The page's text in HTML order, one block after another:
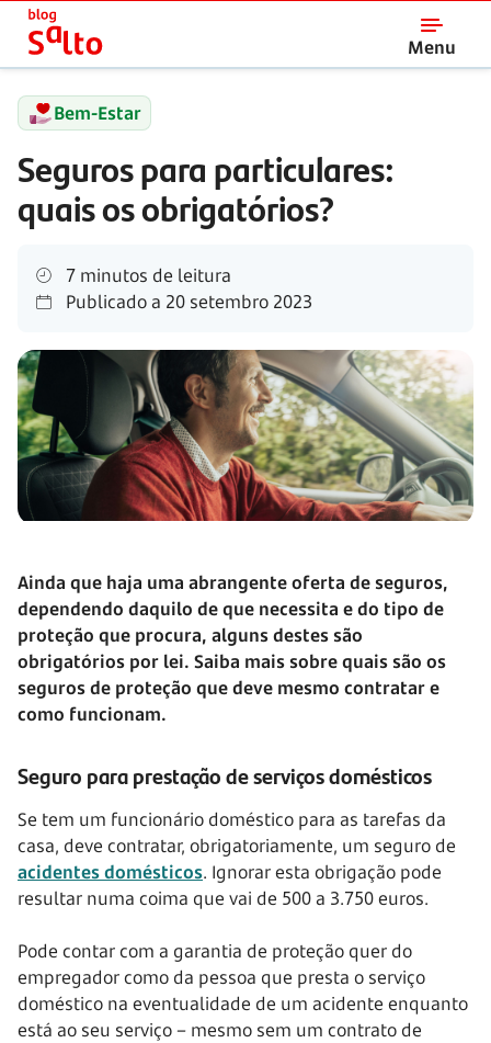
Menu
Salto
Bem-Estar
Seguros para particulares:
quais os obrigatórios?
7 minutos de leitura
Publicado a 20 setembro 2023
Ainda que haja uma abrangente oferta de seguros,
dependendo daquilo de que necessita e do tipo de
proteção que procura, alguns destes são
obrigatórios por lei. Saiba mais sobre quais são os
seguros de proteção que deve mesmo contratar e
como funcionam.
Seguro para prestação de serviços domésticos
Se tem um funcionário doméstico para as tarefas da
casa, deve contratar, obrigatoriamente, um seguro de
acidentes domésticos. Ignorar esta obrigação pode
resultar numa coima que vai de 500 a 3.750 euros.
Pode contar com a garantia de proteção quer do
empregador como da pessoa que presta o serviço
doméstico na eventualidade de um acidente enquanto
está ao seu serviço – mesmo sem um contrato de